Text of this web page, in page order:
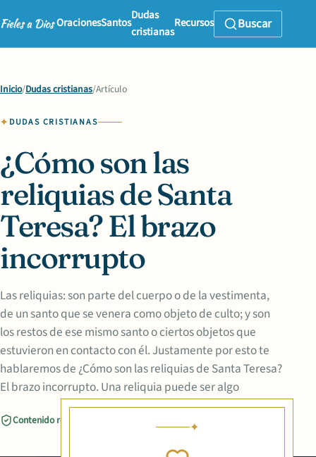
OracionesSantos
Dudas
cristianas
Recursos Buscar
Inicio/Dudas cristianas/Artículo
DUDAS CRISTIANAS
¿Cómo son las
reliquias de Santa
Teresa? El brazo
incorrupto
Las reliquias: son parte del cuerpo o de la vestimenta,
de un santo que se venera como objeto de culto; y son
los restos de ese mismo santo o ciertos objetos que
estuvieron en contacto con él. Justamente por esto te
hablaremos de ¿Cómo son las reliquias de Santa Teresa?
El brazo incorrupto. Una reliquia puede ser algo
Contenido revisado